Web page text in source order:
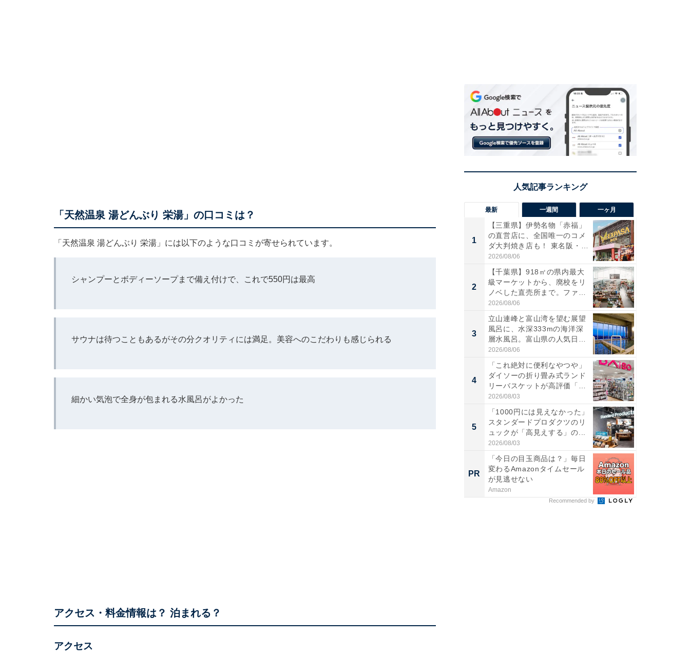
「天然温泉 湯どんぶり 栄湯」の口コミは？
「天然温泉 湯どんぶり 栄湯」には以下のような口コミが寄せられています。
シャンプーとボディーソープまで備え付けで、これで550円は最高
サウナは待つこともあるがその分クオリティには満足。美容へのこだわりも感じられる
細かい気泡で全身が包まれる水風呂がよかった
アクセス・料金情報は？ 泊まれる？
アクセス
最新 一週間 一ヶ月
1
【三重県】伊勢名物「赤福」
の直営店に、全国唯一のコメ
ダ大判焼き店も！ 東名阪・
伊...
2026/08/06
2
【千葉県】918㎡の県内最大
級マーケットから、廃校をリ
ノベした直売所まで。ファ
ー...
2026/08/06
3
立山連峰と富山湾を望む展望
風呂に、水深333mの海洋深
層水風呂。富山県の人気日
帰...
2026/08/06
4
「これ絶対に便利なやつや」
ダイソーの折り畳み式ランド
リーバスケットが高評価「使
わ...
2026/08/03
5
「1000円には見えなかった」
スタンダードプロダクツのリ
ュックが「高見えする」の...
2026/08/03
PR
「今日の目玉商品は？」毎日
変わるAmazonタイムセール
が見逃せない
Amazon
Recommended by